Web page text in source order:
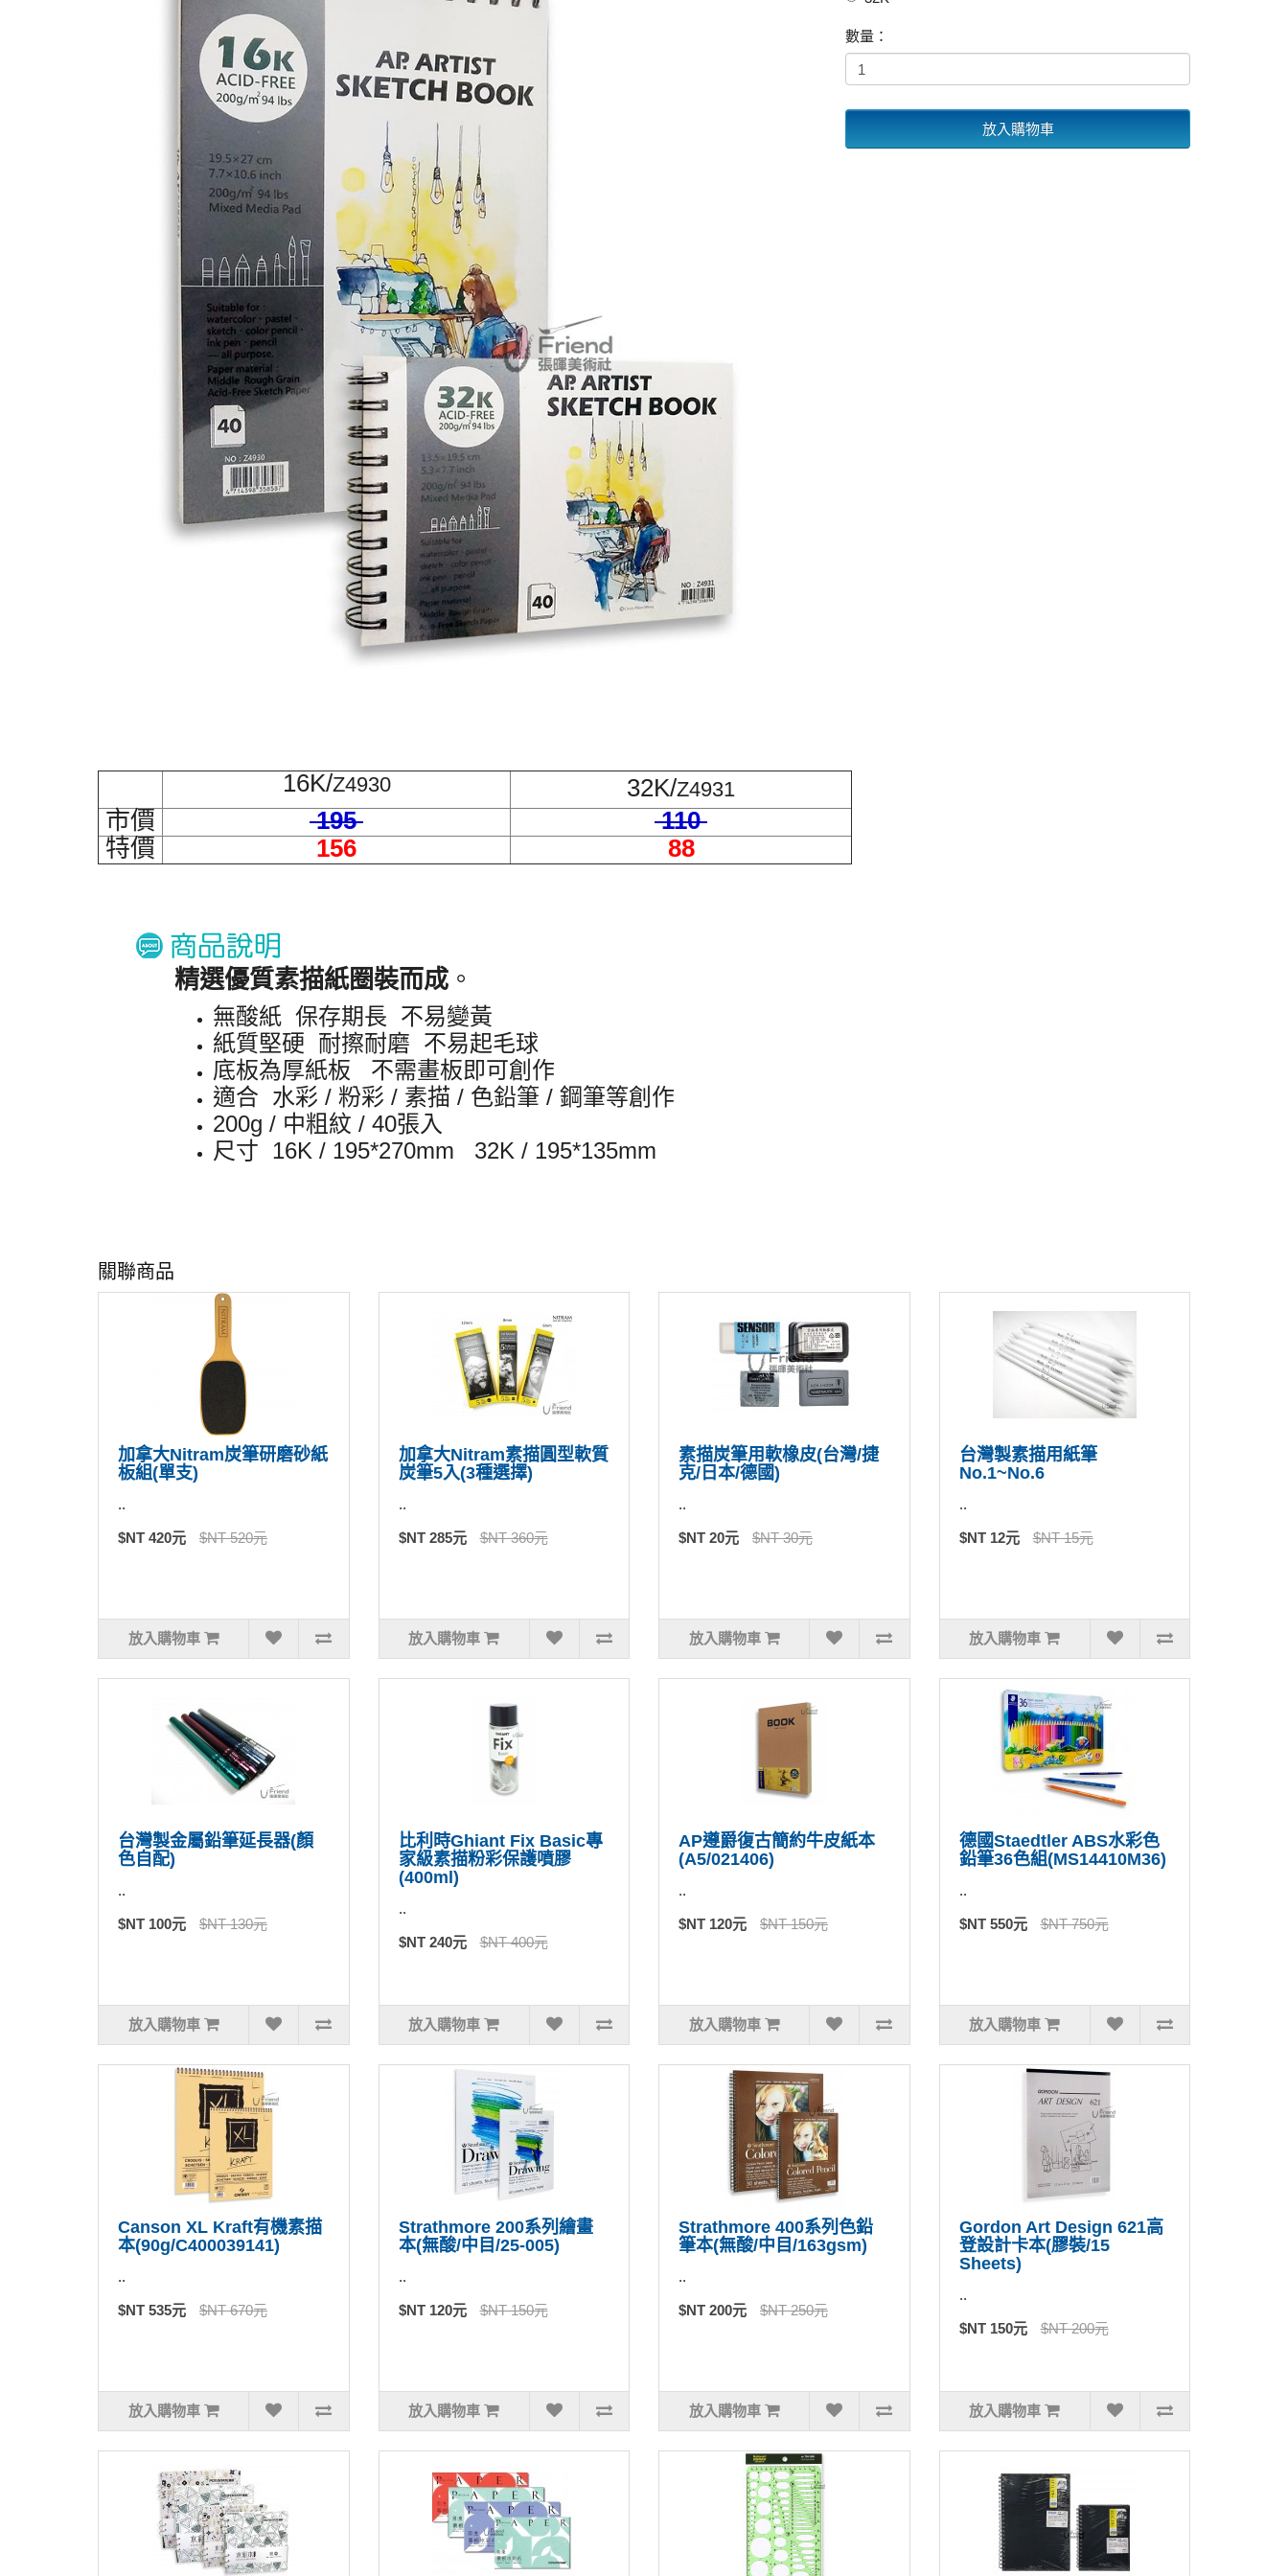
16K/Z4930 32K/Z4931
市價 195
110
特價
156 88
精選優質素描紙圈裝而成 。
無酸紙 保存期長 不易變黃
紙質堅硬 耐擦耐磨 不易起毛球
底板為厚紙板 不需畫板即可創作
適合 水彩 / 粉彩 / 素描 / 色鉛筆 / 鋼筆等創作
200g / 中粗紋 / 40張入
尺寸 16K / 195*270mm 32K / 195*135mm
數量：
放入購物車
關聯商品
加拿大Nitram炭筆研磨砂紙
板組(單支)
..
$NT 420元 $NT 520元
放入購物車
加拿大Nitram素描圓型軟質
炭筆5入(3種選擇)
..
$NT 285元 $NT 360元
放入購物車
素描炭筆用軟橡皮(台灣/捷
克/日本/德國)
..
$NT 20元 $NT 30元
放入購物車
台灣製素描用紙筆
No.1~No.6
..
$NT 12元 $NT 15元
放入購物車
台灣製金屬鉛筆延長器(顏
色自配)
..
$NT 100元 $NT 130元
放入購物車
比利時Ghiant Fix Basic專
家級素描粉彩保護噴膠
(400ml)
..
$NT 240元 $NT 400元
放入購物車
AP遵爵復古簡約牛皮紙本
(A5/021406)
..
$NT 120元 $NT 150元
放入購物車
德國Staedtler ABS水彩色
鉛筆36色組(MS14410M36)
..
$NT 550元 $NT 750元
放入購物車
Canson XL Kraft有機素描
本(90g/C400039141)
..
$NT 535元 $NT 670元
放入購物車
Strathmore 200系列繪畫
本(無酸/中目/25-005)
..
$NT 120元 $NT 150元
放入購物車
Strathmore 400系列色鉛
筆本(無酸/中目/163gsm)
..
$NT 200元 $NT 250元
放入購物車
Gordon Art Design 621高
登設計卡本(膠裝/15
Sheets)
..
$NT 150元 $NT 200元
放入購物車